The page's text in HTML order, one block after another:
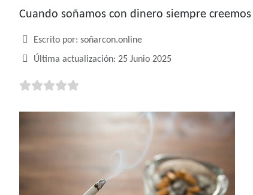
Cuando soñamos con dinero siempre
Detalles
Escrito por: soñarcon.online
Última actualización: 25 Junio 2025